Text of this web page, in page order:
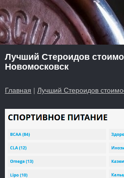
Лучший Стероидов
Новомосковск
Главная | Лучший Стероидов